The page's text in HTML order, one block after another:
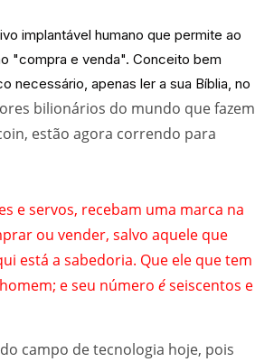
implantável humano que permite ao
"compra e venda". Conceito bem
necessário, apenas ler a sua Bíblia, no
bilionários do mundo que fazem
estão agora correndo para
e servos, recebam uma marca na
ou vender, salvo aquele que
está a sabedoria. Que ele que tem
e seu número éseiscentos e
campo de tecnologia hoje, pois